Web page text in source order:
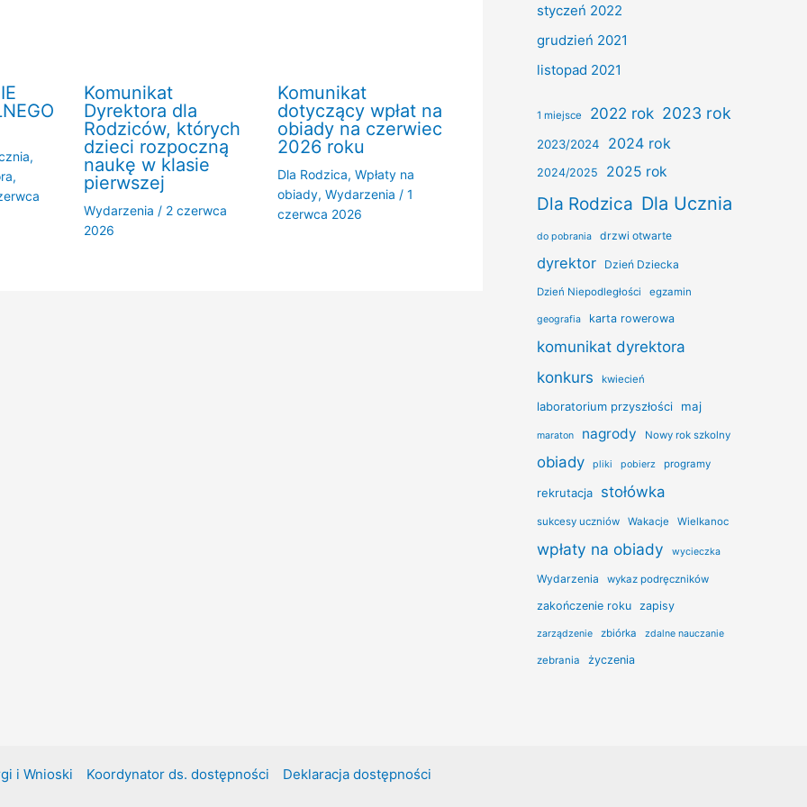
,
,
Komunikat
Dyrektora dla
Rodziców, których
dzieci rozpoczną
naukę w klasie
pierwszej
Wydarzenia / 2 czerwca
2026
Komunikat
dotyczący wpłat na
obiady na czerwiec
2026 roku
Dla Rodzica, Wpłaty na
obiady, Wydarzenia / 1
czerwca 2026
styczeń 2022
grudzień 2021
listopad 2021
1 miejsce 2022 rok 2023 rok
2023/2024 2024 rok
2024/2025 2025 rok
Dla Rodzica Dla Ucznia
do pobrania drzwi otwarte
dyrektor Dzień Dziecka
Dzień Niepodległości egzamin
geografia karta rowerowa
komunikat dyrektora
konkurs kwiecień
laboratorium przyszłości maj
maraton nagrody Nowy rok szkolny
obiady pliki pobierz programy
rekrutacja stołówka
sukcesy uczniów Wakacje Wielkanoc
wpłaty na obiady wycieczka
Wydarzenia wykaz podręczników
zakończenie roku zapisy
zarządzenie zbiórka zdalne nauczanie
zebrania życzenia
i Wnioski Koordynator ds. dostępności Deklaracja dostępności